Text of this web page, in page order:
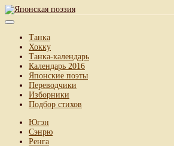
Танка
Хокку
Танка-календарь
Календарь 2016
Японские поэты
Переводчики
Изборники
Подбор стихов
Югэн
Сэнрю
Ренга